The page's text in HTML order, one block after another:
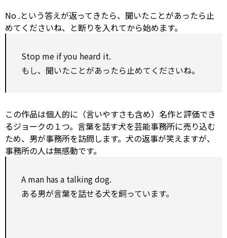
No .という答えが返ってきたら、聞いたことがあったら止
めてくださいね、と断りを入れてから始めます。
Stop me if you heard it.
もし、聞いたことがあったら止めてくださいね。
この作品は個人的に（言いやすさも含め）名作と評価でき
るジョークの１つ。言葉を話す犬を芸能事務所に売り込む
ため、男が事務所を訪問します。犬の返事が笑えますが、
事務所の人は無感動です。
A man has a talking dog.
ある男が言葉を話せる犬を飼っています。